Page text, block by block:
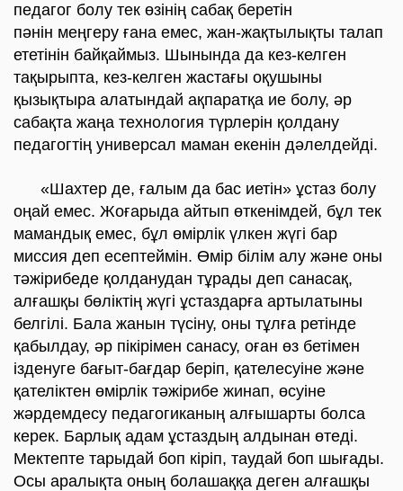
педагог болу тек өзінің сабақ беретін
пәнін меңгеру ғана емес, жан-жақтылықты талап
ететінін байқаймыз. Шынында да кез-келген
тақырыпта, кез-келген жастағы оқушыны
қызықтыра алатындай ақпаратқа ие болу, әр
сабақта жаңа технология түрлерін қолдану
педагогтің универсал маман екенін дәлелдейді.
«Шахтер де, ғалым да бас иетін» ұстаз болу
оңай емес. Жоғарыда айтып өткенімдей, бұл тек
мамандық емес, бұл өмірлік үлкен жүгі бар
миссия деп есептеймін. Өмір білім алу және оны
тәжірибеде қолданудан тұрады деп санасақ,
алғашқы бөліктің жүгі ұстаздарға артылатыны
белгілі. Бала жанын түсіну, оны тұлға ретінде
қабылдау, әр пікірімен санасу, оған өз бетімен
ізденуге бағыт-бағдар беріп, қателесуіне және
қателіктен өмірлік тәжірибе жинап, өсуіне
жәрдемдесу педагогиканың алғышарты болса
керек. Барлық адам ұстаздың алдынан өтеді.
Мектепте тарыдай боп кіріп, таудай боп шығады.
Осы аралықта оның болашаққа деген алғашқы